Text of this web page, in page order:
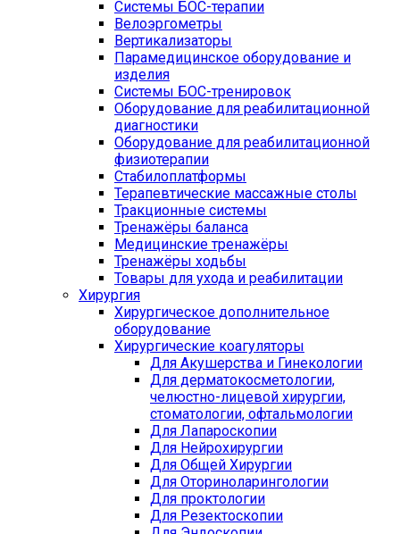
Системы БОС-терапии
Велоэргометры
Вертикализаторы
Парамедицинское оборудование и
изделия
Системы БОС-тренировок
Оборудование для реабилитационной
диагностики
Оборудование для реабилитационной
физиотерапии
Стабилоплатформы
Терапевтические массажные столы
Тракционные системы
Тренажёры баланса
Медицинские тренажёры
Тренажёры ходьбы
Товары для ухода и реабилитации
Хирургия
Хирургическое дополнительное
оборудование
Хирургические коагуляторы
Для Акушерства и Гинекологии
Для дерматокосметологии,
челюстно-лицевой хирургии,
стоматологии, офтальмологии
Для Лапароскопии
Для Нейрохирургии
Для Общей Хирургии
Для Оториноларингологии
Для проктологии
Для Резектоскопии